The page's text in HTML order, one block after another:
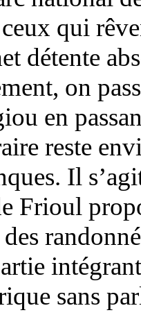
qui
détente
on
en
reste
Il
Frioul
des
sans